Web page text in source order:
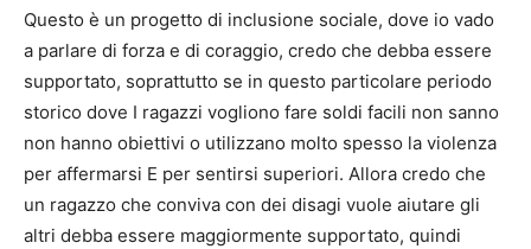
Questo è un progetto di inclusione sociale, dove io vado
a parlare di forza e di coraggio, credo che debba essere
supportato, soprattutto se in questo particolare periodo
storico dove I ragazzi vogliono fare soldi facili non sanno
non hanno obiettivi o utilizzano molto spesso la violenza
per affermarsi E per sentirsi superiori. Allora credo che
un ragazzo che conviva con dei disagi vuole aiutare gli
altri debba essere maggiormente supportato, quindi